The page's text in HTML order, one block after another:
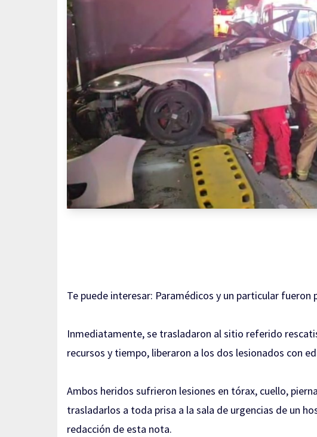
Te puede interesar: Paramédicos y un particular fueron
Inmediatamente, se trasladaron al sitio referido
recursos y tiempo, liberaron a los dos lesionados con
Ambos heridos sufrieron lesiones en tórax, cuello,
trasladarlos a toda prisa a la sala de urgencias de un
redacción de esta nota.